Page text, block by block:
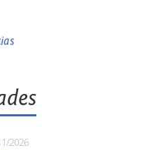
2026